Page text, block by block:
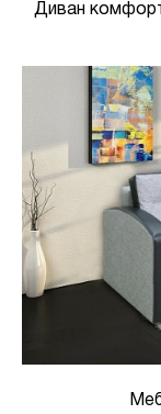
Диван